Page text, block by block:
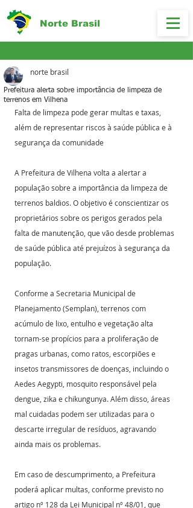
Norte Brasil
Prefeitura alerta sobre importância de limpeza de
terrenos em Vilhena
norte brasil
Falta de limpeza pode gerar multas e taxas,
além de representar riscos à saúde pública e à
segurança da comunidade
A Prefeitura de Vilhena volta a alertar a
população sobre a importância da limpeza de
terrenos baldios. O objetivo é conscientizar os
proprietários sobre os perigos gerados pela
falta de manutenção, que vão desde problemas
de saúde pública até prejuízos à segurança da
população.
Conforme a Secretaria Municipal de
Planejamento (Semplan), terrenos com
acúmulo de lixo, entulho e vegetação alta
tornam-se propícios para a proliferação de
pragas urbanas, como ratos, escorpiões e
insetos transmissores de doenças, incluindo o
Aedes Aegypti, mosquito responsável pela
dengue, zika e chikungunya. Além disso, áreas
mal cuidadas podem ser utilizadas para o
descarte irregular de resíduos, agravando
ainda mais os problemas.
Em caso de descumprimento, a Prefeitura
poderá aplicar multas, conforme previsto no
artigo nº 128 da Lei Municipal nº 48/01, que